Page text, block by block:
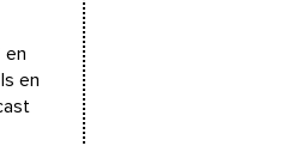
en
en